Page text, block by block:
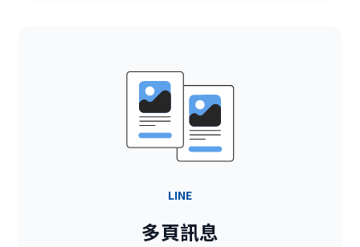
LINE
多頁訊息